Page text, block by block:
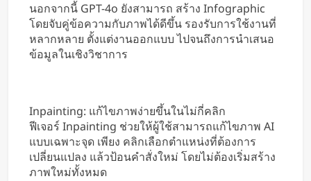
นอกจากนี้ GPT-4o ยังสามารถ สร้าง Infographic
โดยจับคู่ข้อความกับภาพได้ดีขึ้น รองรับการใช้งานที่
หลากหลาย ตั้งแต่งานออกแบบ ไปจนถึงการนำเสนอ
ข้อมูลในเชิงวิชาการ
Inpainting: แก้ไขภาพง่ายขึ้นในไม่กี่คลิก
ฟีเจอร์ Inpainting ช่วยให้ผู้ใช้สามารถแก้ไขภาพ AI
แบบเฉพาะจุด เพียง คลิกเลือกตำแหน่งที่ต้องการ
เปลี่ยนแปลง แล้วป้อนคำสั่งใหม่ โดยไม่ต้องเริ่มสร้าง
ภาพใหม่ทั้งหมด